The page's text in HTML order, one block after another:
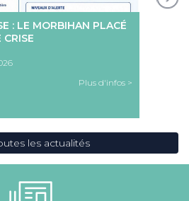
: LE MORBIHAN PLACÉ
CRISE
Plus d'infos >
les actualités